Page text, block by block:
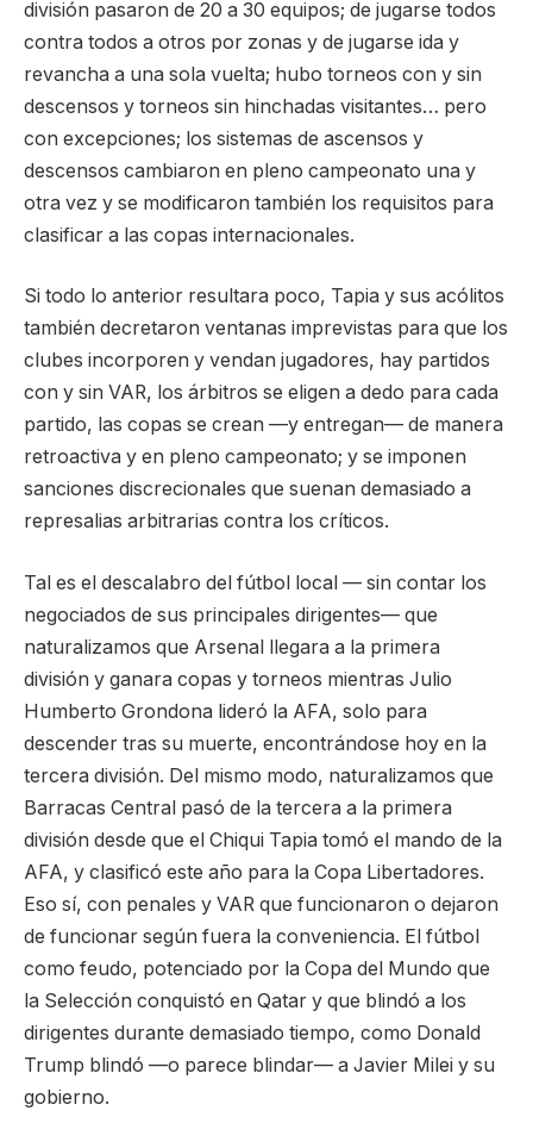
división pasaron de 20 a 30 equipos; de jugarse todos
contra todos a otros por zonas y de jugarse ida y
revancha a una sola vuelta; hubo torneos con y sin
descensos y torneos sin hinchadas visitantes… pero
con excepciones; los sistemas de ascensos y
descensos cambiaron en pleno campeonato una y
otra vez y se modificaron también los requisitos para
clasificar a las copas internacionales.
Si todo lo anterior resultara poco, Tapia y sus acólitos
también decretaron ventanas imprevistas para que los
clubes incorporen y vendan jugadores, hay partidos
con y sin VAR, los árbitros se eligen a dedo para cada
partido, las copas se crean —y entregan— de manera
retroactiva y en pleno campeonato; y se imponen
sanciones discrecionales que suenan demasiado a
represalias arbitrarias contra los críticos.
Tal es el descalabro del fútbol local — sin contar los
negociados de sus principales dirigentes— que
naturalizamos que Arsenal llegara a la primera
división y ganara copas y torneos mientras Julio
Humberto Grondona lideró la AFA, solo para
descender tras su muerte, encontrándose hoy en la
tercera división. Del mismo modo, naturalizamos que
Barracas Central pasó de la tercera a la primera
división desde que el Chiqui Tapia tomó el mando de la
AFA, y clasificó este año para la Copa Libertadores.
Eso sí, con penales y VAR que funcionaron o dejaron
de funcionar según fuera la conveniencia. El fútbol
como feudo, potenciado por la Copa del Mundo que
la Selección conquistó en Qatar y que blindó a los
dirigentes durante demasiado tiempo, como Donald
Trump blindó —o parece blindar— a Javier Milei y su
gobierno.